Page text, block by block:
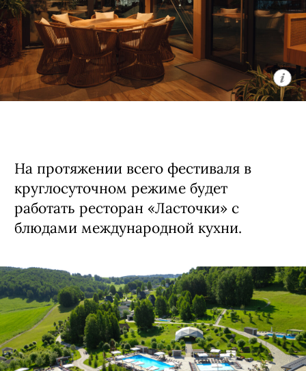
На протяжении всего фестиваля в
круглосуточном режиме будет
работать ресторан «Ласточки» с
блюдами международной кухни.